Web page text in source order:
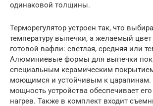
одинаковой толщины.
Терморегулятор устроен так, что
температуру выпечки, а желаемый цвет
готовой вафли: светлая, средняя или
Алюминиевые формы для выпечки
специальным керамическим
моющимся и устойчивым к царапинам.
мощность устройства обеспечивает
нагрев. Также в комплект входит